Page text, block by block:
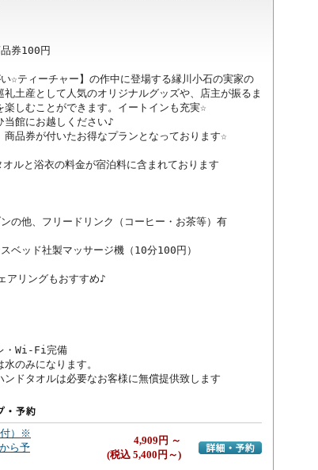
券100円
☆ティーチャー】の作中に登場する縁川小石の実家の
土産として人気のオリジナルグッズや、店主が振るま
楽しむことができます。イートインも充実☆
当館にお越しください♪
品券が付いたお得なプランとなっております☆
ルと浴衣の料金が宿泊料に含まれております
の他、フリードリンク（コーヒー・お茶等）有
ベッド社製マッサージ機（10分100円）
アリングもおすすめ♪
・Wi-Fi完備
のみになります。
ドタオルは必要なお客様に無償提供致します
付）※
ら予
4,909円 ～
(税込 5,400円～)
詳細・予約へ